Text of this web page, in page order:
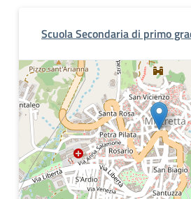
Scuola Secondaria di primo